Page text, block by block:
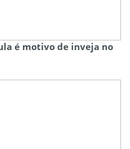
é motivo de inveja no